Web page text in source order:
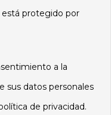
está protegido por
a la
sus datos personales
de privacidad.